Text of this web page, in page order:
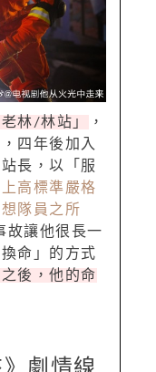
林/林站」
，
四年後加入
長，以「服
高標準嚴格
隊員之所
故讓他很長一
命」的方式
後，他的命